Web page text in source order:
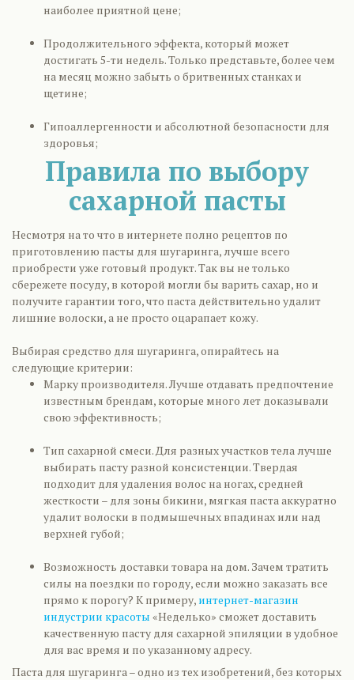
наиболее приятной цене;
Продолжительного эффекта, который может
достигать 5-ти недель. Только представьте, более чем
на месяц можно забыть о бритвенных станках и
щетине;
Гипоаллергенности и абсолютной безопасности для
здоровья;
Правила по выбору
сахарной пасты
Несмотря на то что в интернете полно рецептов по
приготовлению пасты для шугаринга, лучше всего
приобрести уже готовый продукт. Так вы не только
сбережете посуду, в которой могли бы варить сахар, но и
получите гарантии того, что паста действительно удалит
лишние волоски, а не просто оцарапает кожу.
Выбирая средство для шугаринга, опирайтесь на
следующие критерии:
Марку производителя. Лучше отдавать предпочтение
известным брендам, которые много лет доказывали
свою эффективность;
Тип сахарной смеси. Для разных участков тела лучше
выбирать пасту разной консистенции. Твердая
подходит для удаления волос на ногах, средней
жесткости – для зоны бикини, мягкая паста аккуратно
удалит волоски в подмышечных впадинах или над
верхней губой;
Возможность доставки товара на дом. Зачем тратить
силы на поездки по городу, если можно заказать все
прямо к порогу? К примеру, интернет-магазин
индустрии красоты «Неделько» сможет доставить
качественную пасту для сахарной эпиляции в удобное
для вас время и по указанному адресу.
Паста для шугаринга – одно из тех изобретений, без которых